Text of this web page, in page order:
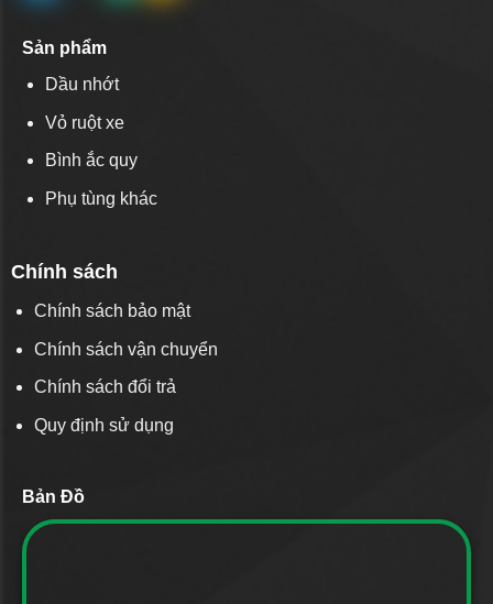
Sản phẩm
Dầu nhớt
Vỏ ruột xe
Bình ắc quy
Phụ tùng khác
Chính sách
Chính sách bảo mật
Chính sách vận chuyển
Chính sách đổi trả
Quy định sử dụng
Bản Đồ